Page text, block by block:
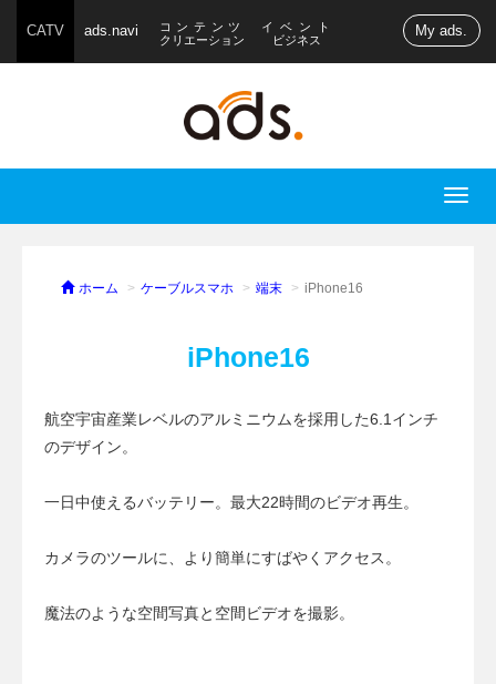
CATV ads.navi
コンテンツ
クリエーション
イベント
ビジネス
My ads.
T
o
ホーム ケーブルスマホ 端末 iPhone16
iPhone16
航空宇宙産業レベルのアルミニウムを採用した6.1インチ
のデザイン。
一日中使えるバッテリー。最大22時間のビデオ再生。
カメラのツールに、より簡単にすばやくアクセス。
魔法のような空間写真と空間ビデオを撮影。